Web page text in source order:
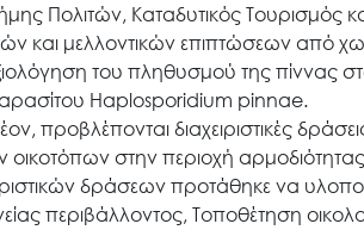
Ο.ΦΥ.ΠΕ.Κ.Α.
Πολιτών, Καταδυτικός
και μελλοντικών επιπτώσεων από
του πληθυσμού της πίννας
Haplosporidium pinnae.
προβλέπονται διαχειριστικές
οικοτόπων στην περιοχή
δράσεων προτάθηκε να
περιβάλλοντος, Τοποθέτηση